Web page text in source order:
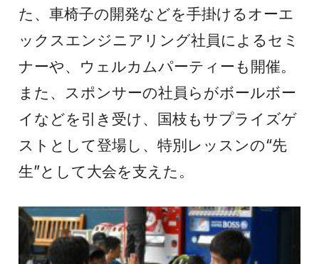
た、車椅子の開発などを手掛けるオーエ
ックスエンジニアリング社員によるセミ
ナーや、ウェルカムパーティーも開催。
また、スポンサーの社員らがボールボー
イなどを引き受け、国枝もサプライズゲ
ストとして登場し、特別レッスンの“先
生”として大会を支えた。